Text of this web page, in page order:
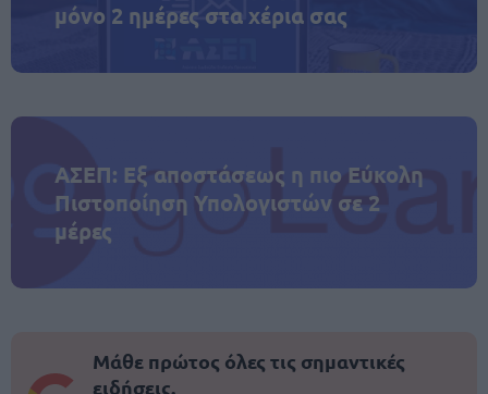
μόνο 2 ημέρες στα χέρια σας
ΑΣΕΠ: Εξ αποστάσεως η πιο Εύκολη
Πιστοποίηση Υπολογιστών σε 2
μέρες
Μάθε πρώτος όλες τις σημαντικές
ειδήσεις.